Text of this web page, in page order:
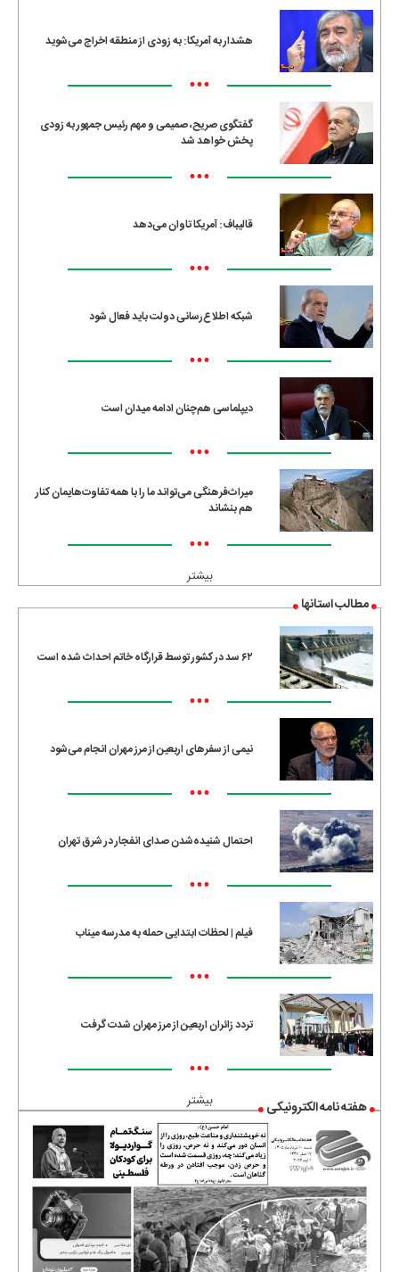
هشدار به آمریکا: به زودی از منطقه اخراج می‌شوید
•••
گفتگوی صریح، صمیمی و مهم رئیس جمهور به زودی
پخش خواهد شد
•••
قالیباف: آمریکا تاوان می‌دهد
•••
شبکه اطلاع‌رسانی دولت باید فعال شود
•••
دیپلماسی هم‌چنان ادامه میدان است
•••
میراث‌فرهنگی می‌تواند ما را با همه تفاوت‌هایمان کنار
هم بنشاند
•••
بیشتر
مطالب استانها
۶۲ سد در کشور توسط قرارگاه خاتم احداث شده است
•••
نیمی از سفرهای اربعین از مرز مهران انجام می‌شود
•••
احتمال شنیده‌شدن صدای انفجار در شرق تهران
•••
فیلم | لحظات ابتدایی حمله به مدرسه میناب
•••
تردد زائران اربعین از مرز مهران شدت گرفت
•••
بیشتر هفته نامه الکترونیکی